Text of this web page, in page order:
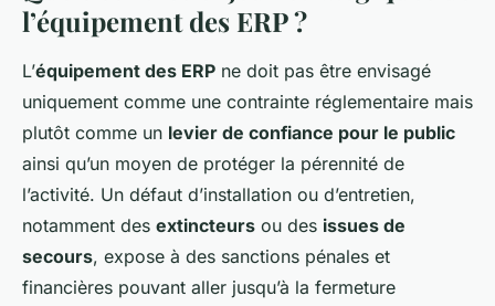
l’équipement des ERP ?
L’équipement des ERP ne doit pas être envisagé
uniquement comme une contrainte réglementaire mais
plutôt comme un levier de confiance pour le public
ainsi qu’un moyen de protéger la pérennité de
l’activité. Un défaut d’installation ou d’entretien,
notamment des extincteurs ou des issues de
secours, expose à des sanctions pénales et
financières pouvant aller jusqu’à la fermeture